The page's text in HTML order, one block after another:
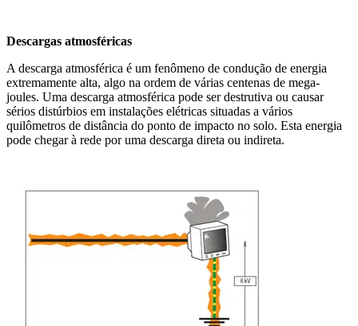
Descargas atmosféricas
A descarga atmosférica é um fenômeno de condução de energia
extremamente alta, algo na ordem de várias centenas de mega-
joules. Uma descarga atmosférica pode ser destrutiva ou causar
sérios distúrbios em instalações elétricas situadas a vários
quilômetros de distância do ponto de impacto no solo. Esta energia
pode chegar à rede por uma descarga direta ou indireta.